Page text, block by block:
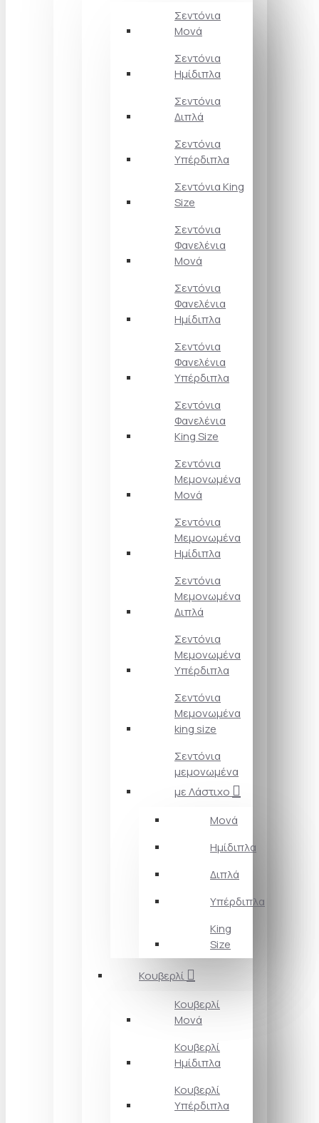
Σεντόνια
Μονά
Σεντόνια
Ημίδιπλα
Σεντόνια
Διπλά
Σεντόνια
Υπέρδιπλα
Σεντόνια King
Size
Σεντόνια
Φανελένια
Μονά
Σεντόνια
Φανελένια
Ημίδιπλα
Σεντόνια
Φανελένια
Υπέρδιπλα
Σεντόνια
Φανελένια
King Size
Σεντόνια
Μεμονωμένα
Μονά
Σεντόνια
Μεμονωμένα
Ημίδιπλα
Σεντόνια
Μεμονωμένα
Διπλά
Σεντόνια
Μεμονωμένα
Υπέρδιπλα
Σεντόνια
Μεμονωμένα
king size
Σεντόνια
μεμονωμένα
με Λάστιχο
Μονά
Ημίδιπλα
Διπλά
Υπέρδιπλα
King
Size
Κουβερλί
Κουβερλί
Μονά
Κουβερλί
Ημίδιπλα
Κουβερλί
Υπέρδιπλα